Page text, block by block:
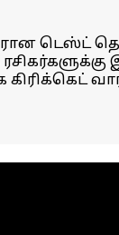
டெஸ்ட்